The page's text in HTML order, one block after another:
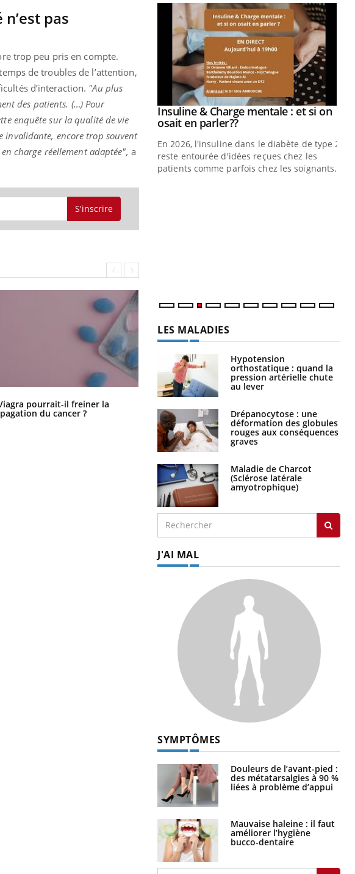
pas
trop peu pris en compte.
de troubles de l’attention,
d’interaction. "Au plus
des patients. (…) Pour
enquête sur la qualité de vie
invalidante, encore trop souvent
charge réellement adaptée", a
S'inscrire
pourrait-il freiner la
du cancer ? protéines pourrait finalement être
bénéfique
en fer : comprendre pour
Youtube
irritabilité, brouillard mental ou
alopécie… Les symptômes de la
Youtube
Insuline & Charge mentale : et si on
osait en parler??Youtube
En 2026, l'insuline dans le diabète de type 2
reste entourée d'idées reçues chez les
patients comme parfois chez les soignants.
LES MALADIES
Hypotension
orthostatique : quand la
pression artérielle chute
au lever
Drépanocytose : une
déformation des globules
rouges aux conséquences
graves
Maladie de Charcot
(Sclérose latérale
amyotrophique)
J'AI MAL
SYMPTÔMES
Douleurs de l’avant-pied :
des métatarsalgies à 90 %
liées à problème d’appui
Mauvaise haleine : il faut
améliorer l’hygiène
bucco-dentaire